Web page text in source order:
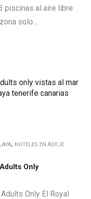
piscinas al aire libre
solo...
, HOTELES EN ADEJE
Only
Only El Royal